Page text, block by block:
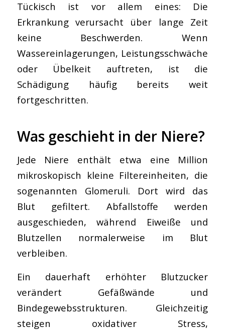
Tückisch ist vor allem eines: Die
Erkrankung verursacht über lange Zeit
keine Beschwerden. Wenn
Wassereinlagerungen, Leistungsschwäche
oder Übelkeit auftreten, ist die
Schädigung häufig bereits weit
fortgeschritten.
Was geschieht in der Niere?
Jede Niere enthält etwa eine Million
mikroskopisch kleine Filtereinheiten, die
sogenannten Glomeruli. Dort wird das
Blut gefiltert. Abfallstoffe werden
ausgeschieden, während Eiweiße und
Blutzellen normalerweise im Blut
verbleiben.
Ein dauerhaft erhöhter Blutzucker
verändert Gefäßwände und
Bindegewebsstrukturen. Gleichzeitig
steigen oxidativer Stress,